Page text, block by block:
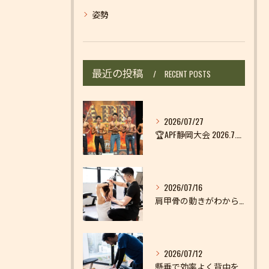
姿勢
最近の投稿 RECENT POSTS
2026/07/27
2026/07/16
2026/07/12
お問い合わせはこちら
お問い合わせはこちら